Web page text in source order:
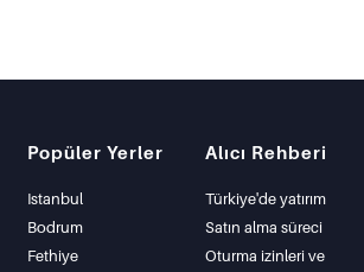
Popüler Yerler
Istanbul
Bodrum
Fethiye
Alıcı Rehberi
Türkiye'de yatırım
Satın alma süreci
Oturma izinleri ve